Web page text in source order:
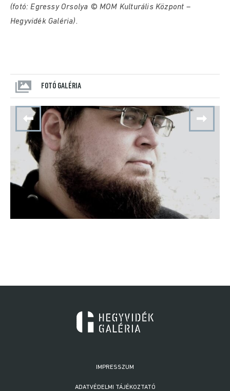
(fotó: Egressy Orsolya © MOM Kulturális Központ –
Hegyvidék Galéria).
FOTÓ GALÉRIA
IMPRESSZUM
ADATVÉDELMI TÁJÉKOZTATÓ